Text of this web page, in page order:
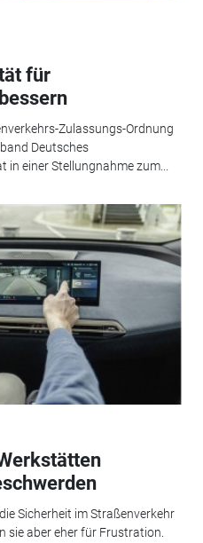
für
Zulassungs-Ordnung
Deutsches
einer Stellungnahme zum...
Sicherheit im Straßenverkehr
sie aber eher für Frustration.